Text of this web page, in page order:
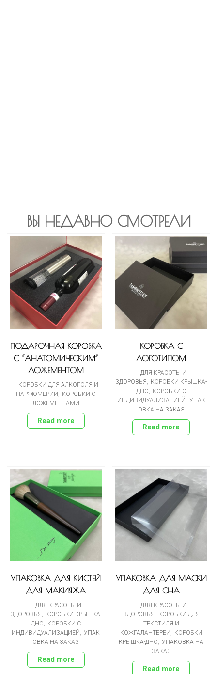
ВЫ НЕДАВНО СМОТРЕЛИ
ПОДАРОЧНАЯ КОРОБКА
С “АНАТОМИЧЕСКИМ”
ЛОЖЕМЕНТОМ
КОРОБКИ ДЛЯ АЛКОГОЛЯ И
ПАРФЮМЕРИИ
КОРОБКИ С
ЛОЖЕМЕНТАМИ
Read more
КОРОБКА С
ЛОГОТИПОМ
ДЛЯ КРАСОТЫ И
ЗДОРОВЬЯ
КОРОБКИ КРЫШКА-
ДНО
КОРОБКИ С
ИНДИВИДУАЛИЗАЦИЕЙ
УПАК
ОВКА НА ЗАКАЗ
Read more
УПАКОВКА ДЛЯ КИСТЕЙ
ДЛЯ МАКИЯЖА
ДЛЯ КРАСОТЫ И
ЗДОРОВЬЯ, КОРОБКИ КРЫШКА-
ДНО, КОРОБКИ С
ИНДИВИДУАЛИЗАЦИЕЙ , УПАК
ОВКА НА ЗАКАЗ
Read more
УПАКОВКА ДЛЯ МАСКИ
ДЛЯ СНА
ДЛЯ КРАСОТЫ И
ЗДОРОВЬЯ, КОРОБКИ ДЛЯ
ТЕКСТИЛЯ И
КОЖГАЛАНТЕРЕИ , КОРОБКИ
КРЫШКА-ДНО, УПАКОВКА НА
ЗАКАЗ
Read more